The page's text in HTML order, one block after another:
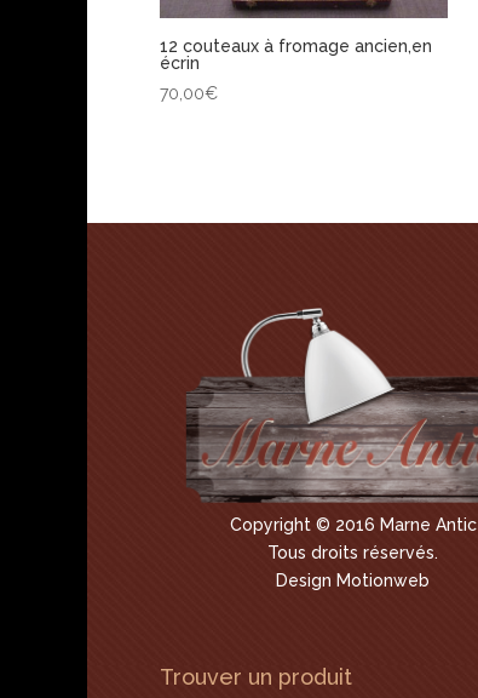
12 couteaux à fromage ancien,en
écrin
70,00€
Copyright © 2016 Marne Antic
Tous droits réservés.
Design Motionweb
Trouver un produit